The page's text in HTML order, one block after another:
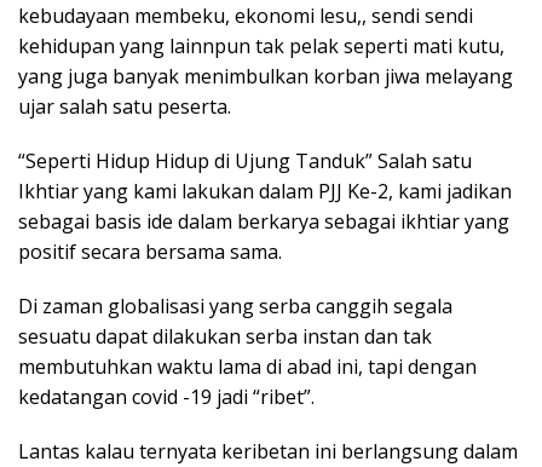
kebudayaan membeku, ekonomi lesu,, sendi sendi
kehidupan yang lainnpun tak pelak seperti mati kutu,
yang juga banyak menimbulkan korban jiwa melayang
ujar salah satu peserta.
“Seperti Hidup Hidup di Ujung Tanduk” Salah satu
Ikhtiar yang kami lakukan dalam PJJ Ke-2, kami jadikan
sebagai basis ide dalam berkarya sebagai ikhtiar yang
positif secara bersama sama.
Di zaman globalisasi yang serba canggih segala
sesuatu dapat dilakukan serba instan dan tak
membutuhkan waktu lama di abad ini, tapi dengan
kedatangan covid -19 jadi “ribet”.
Lantas kalau ternyata keribetan ini berlangsung dalam